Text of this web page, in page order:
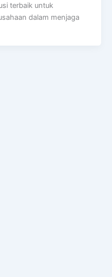
terbaik untuk
dalam menjaga